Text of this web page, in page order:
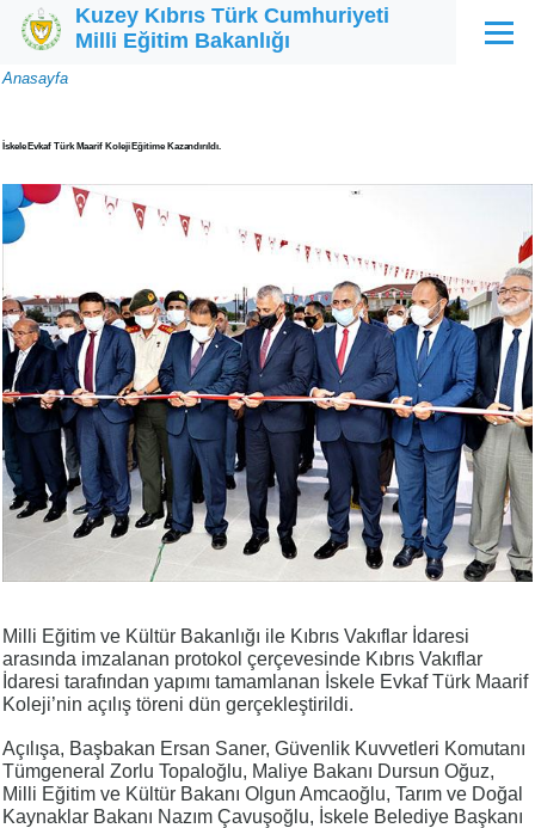
Ana içeriğe atla
Kuzey Kıbrıs Türk Cumhuriyeti
Milli Eğitim Bakanlığı
Menü
Sayfa
Anasayfa
İskele Evkaf Türk Maarif Koleji Eğitime Kazandırıldı.
Milli Eğitim ve Kültür Bakanlığı ile Kıbrıs Vakıflar İdaresi
arasında imzalanan protokol çerçevesinde Kıbrıs Vakıflar
İdaresi tarafından yapımı tamamlanan İskele Evkaf Türk Maarif
Koleji’nin açılış töreni dün gerçekleştirildi.
Açılışa, Başbakan Ersan Saner, Güvenlik Kuvvetleri Komutanı
Tümgeneral Zorlu Topaloğlu, Maliye Bakanı Dursun Oğuz,
Milli Eğitim ve Kültür Bakanı Olgun Amcaoğlu, Tarım ve Doğal
Kaynaklar Bakanı Nazım Çavuşoğlu, İskele Belediye Başkanı